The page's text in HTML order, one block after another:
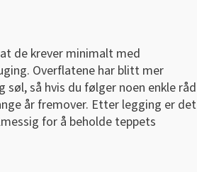
de krever minimalt med
Overflatene har blitt mer
så hvis du følger noen enkle råd
år fremover. Etter legging er det
for å beholde teppets